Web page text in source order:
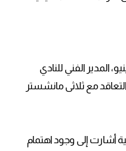
المدير الفني للنادي
مع ثلاثى مانشستر
أشارت إلى وجود اهتمام